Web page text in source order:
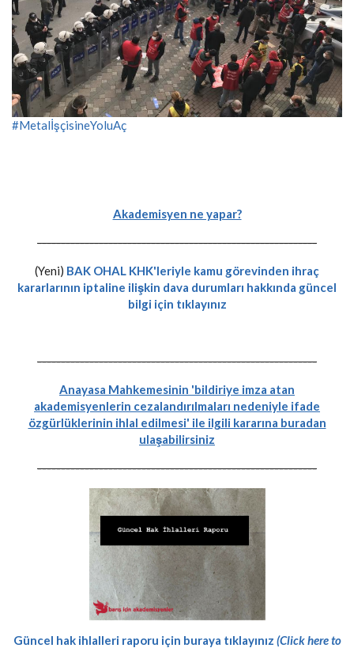
#MetalİşçisineYoluAç
Akademisyen ne yapar?
-----------------------------------------------------------
(Yeni) BAK OHAL KHK'leriyle kamu görevinden ihraç
kararlarının iptaline ilişkin dava durumları hakkında güncel
bilgi için tıklayınız
-----------------------------------------------------------
Anayasa Mahkemesinin 'bildiriye imza atan
akademisyenlerin cezalandırılmaları nedeniyle ifade
özgürlüklerinin ihlal edilmesi' ile ilgili kararına buradan
ulaşabilirsiniz
-----------------------------------------------------------
Güncel hak ihlalleri raporu için buraya tıklayınız (Click here to